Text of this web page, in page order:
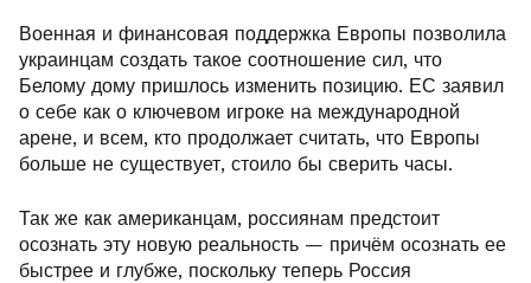
Военная и финансовая поддержка Европы позволила
украинцам создать такое соотношение сил, что
Белому дому пришлось изменить позицию. ЕС заявил
о себе как о ключевом игроке на международной
арене, и всем, кто продолжает считать, что Европы
больше не существует, стоило бы сверить часы.
Так же как американцам, россиянам предстоит
осознать эту новую реальность — причём осознать ее
быстрее и глубже, поскольку теперь Россия